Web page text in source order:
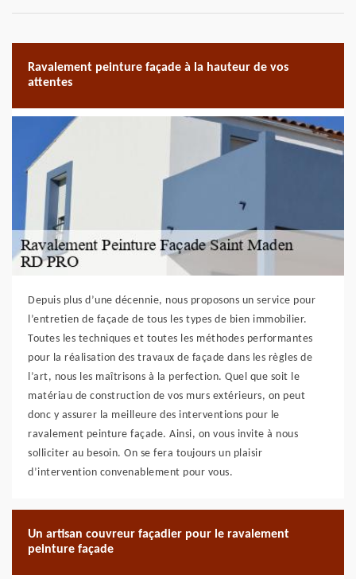
Ravalement peinture façade à la hauteur de vos
attentes
Depuis plus d’une décennie, nous proposons un service pour
l’entretien de façade de tous les types de bien immobilier.
Toutes les techniques et toutes les méthodes performantes
pour la réalisation des travaux de façade dans les règles de
l’art, nous les maîtrisons à la perfection. Quel que soit le
matériau de construction de vos murs extérieurs, on peut
donc y assurer la meilleure des interventions pour le
ravalement peinture façade. Ainsi, on vous invite à nous
solliciter au besoin. On se fera toujours un plaisir
d’intervention convenablement pour vous.
Un artisan couvreur façadier pour le ravalement
peinture façade